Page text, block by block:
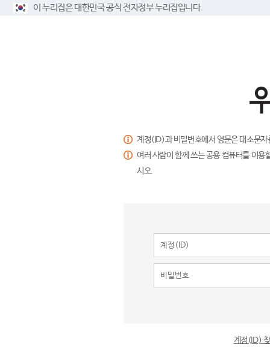
이 누리집은 대한민국 공식 전자정부 누리집입니다.
계정(ID)과 비밀번호에서 영문은 대소문
여러 사람이 함께 쓰는 공용 컴퓨터를 이
시오.
계정(ID)